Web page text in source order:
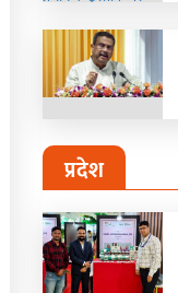
प्रदेश